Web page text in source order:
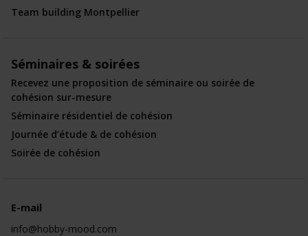
Team building Montpellier
Séminaires & soirées
Recevez une proposition de séminaire ou soirée de
cohésion sur-mesure
Séminaire résidentiel de cohésion
Journée d’étude & de cohésion
Soirée de cohésion
E-mail
info@hobby-mood.com